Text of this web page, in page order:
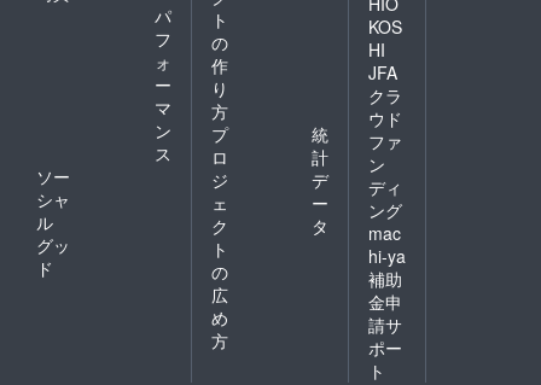
パ
フ
ォ
ー
マ
ン
ス
ソー
シャ
ル
グッ
ド
ト
の
作
り
方
プ
ロ
ジ
ェ
ク
ト
の
広
め
方
統
計
デ
ー
タ
KOS
HI
JFA
クラ
ウド
ファ
ン
ディ
ング
mac
hi-ya
補助
金申
請サ
ポー
ト